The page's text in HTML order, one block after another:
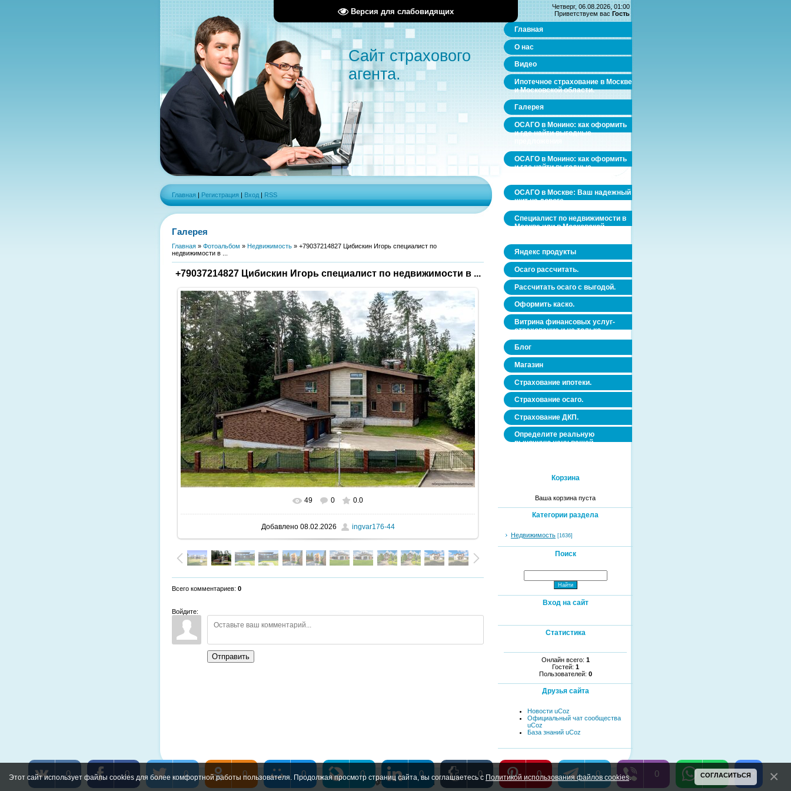
Версия для слабовидящих
Сайт страхового
агента.
Главная | Регистрация | Вход | RSS
Галерея
Главная » Фотоальбом » Недвижимость » +79037214827 Цибискин Игорь специалист по
недвижимости в ...
+79037214827 Цибискин Игорь специалист по недвижимости в ...
В реальном размере 1600x1068
49 0 0.0
Добавлено08.02.2026 ingvar176-44
Всего комментариев: 0
Войдите:
Отправить
Четверг, 06.08.2026, 01:00
Приветствуем вас Гость
Главная
О нас
Видео
Ипотечное страхование в Москве
и Московской области.
Галерея
ОСАГО в Монино: как оформить
и где найти выгодные
ОСАГО в Монино: как оформить
и где найти выгодные
ОСАГО в Москве: Ваш надежный
щит на дороге
Специалист по недвижимости в
Москве или в Московской
Яндекс продукты
Осаго рассчитать.
Рассчитать осаго с выгодой.
Оформить каско.
Витрина финансовых услуг-
страхование и не только.
Блог
Магазин
Страхование ипотеки.
Страхование осаго.
Страхование ДКП.
Определите реальную
рыночную цену вашей
Корзина
Ваша корзина пуста
Категории раздела
Недвижимость [1636]
Поиск
Вход на сайт
Статистика
Онлайн всего: 1
Гостей: 1
Пользователей: 0
Друзья сайта
Новости uCoz
Официальный чат сообщества
uCoz
База знаний uCoz
Copyright MyCorp © 2026 |
0 0 0 0 0 0 0 0 0 0 0 0
Этот сайт использует файлы cookies для более комфортной работы пользователя. Продолжая просмотр страниц сайта, вы соглашаетесь с Политикой использования файлов cookies. СОГЛАСИТЬСЯ